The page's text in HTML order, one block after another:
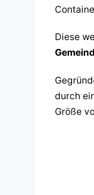
Diese
durch
Größe